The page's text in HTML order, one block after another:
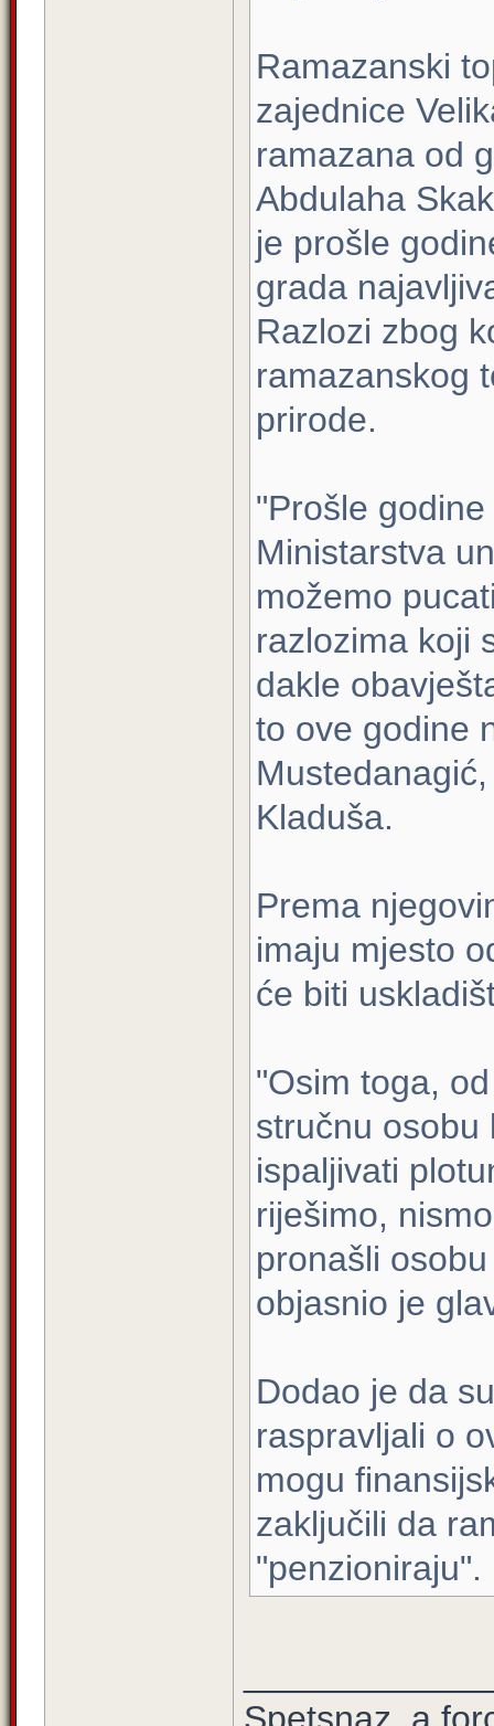
Ramazanski
zajednice
ramazana od
Abdulaha
je prošle
grada
Razlozi zbog
ramazanskog
prirode.
"Prošle
Ministarstva
možemo
razlozima koji
dakle
to ove godine
Kladuša.
Prema
imaju mjesto
će biti
"Osim toga,
stručnu osobu
ispaljivati
riješimo,
pronašli
objasnio je
Dodao je da
raspravljali o
mogu
zaključili da
"penzioniraju".